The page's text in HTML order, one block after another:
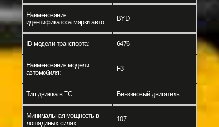
Наименование
идентификатора марки авто:
BYD
ID модели транспорта: 6476
Наименование модели
автомобиля:
F3
Тип движка в ТС: Бензиновый двигатель
Минимальная мощность в
лошадиных силах:
107